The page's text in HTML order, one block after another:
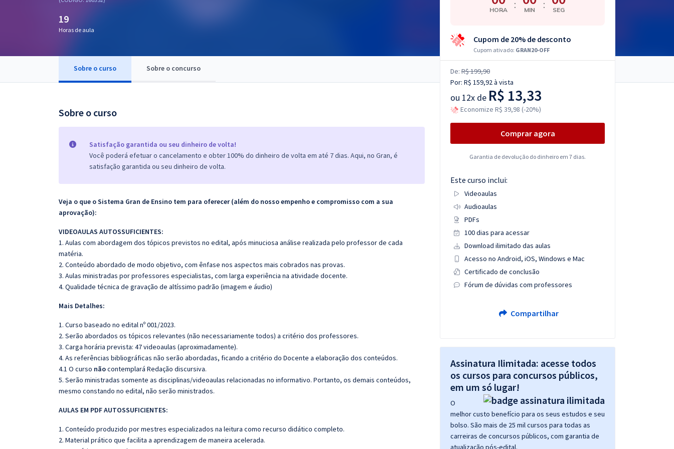
OAB
19
Horas de aula
Sobre o curso Sobre o concurso
Sobre o curso
Satisfação garantida ou seu dinheiro de volta!
Você poderá efetuar o cancelamento e obter 100% do dinheiro de volta em até 7 dias. Aqui, no Gran, é
satisfação garantida ou seu dinheiro de volta.
Veja o que o Sistema Gran de Ensino tem para oferecer (além do nosso empenho e compromisso com a sua
aprovação):
VIDEOAULAS AUTOSSUFICIENTES:
1. Aulas com abordagem dos tópicos previstos no edital, após minuciosa análise realizada pelo professor de cada
matéria.
2. Conteúdo abordado de modo objetivo, com ênfase nos aspectos mais cobrados nas provas.
3. Aulas ministradas por professores especialistas, com larga experiência na atividade docente.
4. Qualidade técnica de gravação de altíssimo padrão (imagem e áudio)
Mais Detalhes:
1. Curso baseado no edital nº 001/2023.
2. Serão abordados os tópicos relevantes (não necessariamente todos) a critério dos professores.
3. Carga horária prevista: 47 videoaulas (aproximadamente).
4. As referências bibliográficas não serão abordadas, ficando a critério do Docente a elaboração dos conteúdos.
4.1 O curso nãocontemplará Redação discursiva.
5. Serão ministradas somente as disciplinas/videoaulas relacionadas no informativo. Portanto, os demais conteúdos,
mesmo constando no edital, não serão ministrados.
AULAS EM PDF AUTOSSUFICIENTES:
1. Conteúdo produzido por mestres especializados na leitura como recurso didático completo.
2. Material prático que facilita a aprendizagem de maneira acelerada.
HORA : MIN : SEG
Cupom de 20% de desconto
Cupom ativado: GRAN20-OFF
De: R$ 199,90
Por: R$ 159,92à vista
ou 12x de R$ 13,33
Economize R$ 39,98 (-20%)
Comprar agora
Garantia de devolução do dinheiro em 7 dias.
Este curso inclui:
Videoaulas
Audioaulas
PDFs
100 dias para acessar
Download ilimitado das aulas
Acesso no Android, iOS, Windows e Mac
Certificado de conclusão
Fórum de dúvidas com professores
Compartilhar
Assinatura Ilimitada: acesse todos
os cursos para concursos públicos,
em um só lugar!
O
melhor custo benefício para os seus estudos e seu
bolso. São mais de 25 mil cursos para todas as
carreiras de concursos públicos, com garantia de
atualização pós-edital.